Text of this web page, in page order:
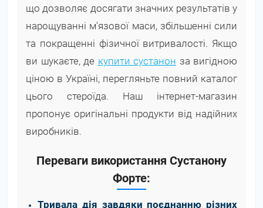
що дозволяє досягати значних результатів у
нарощуванні м'язової маси, збільшенні сили
та покращенні фізичної витривалості. Якщо
ви шукаєте, де купити сустанон за вигідною
ціною в Україні, перегляньте повний каталог
цього стероїда. Наш інтернет-магазин
пропонує оригінальні продукти від надійних
виробників.
Переваги використання Сустанону
Форте:
Тривала дія завдяки поєднанню різних